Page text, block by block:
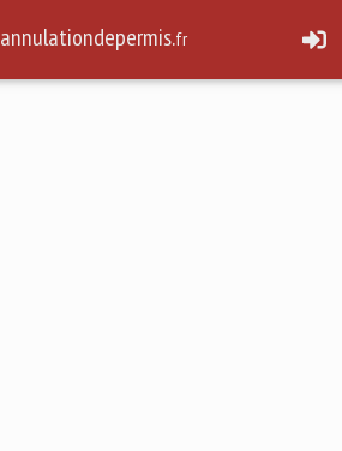
annulationdepermis.fr